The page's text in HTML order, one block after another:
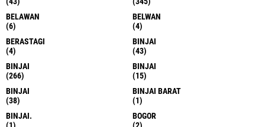
Perkuat Implementasi Smart Zero Waste,
Lapas Perempuan Kelas IIA Medan
Gandeng Unimed Tingkatkan
Kompetensi Pegawai
Rutan Kelas I Labuhan Deli Ikuti Anev
Triwulan I 2026, Perkuat Integritas dan
Evaluasi Kinerja